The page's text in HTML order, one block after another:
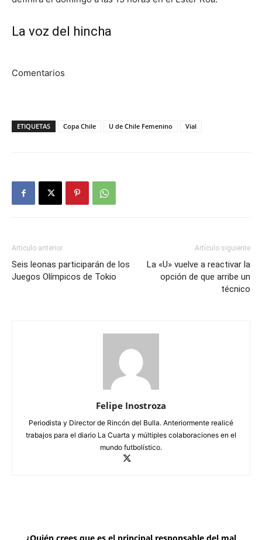
La voz del hincha
Comentarios
ETIQUETAS Copa Chile U de Chile Femenino Vial
Artículo anterior
Seis leonas participarán de los
Juegos Olímpicos de Tokio
Artículo siguiente
La «U» vuelve a reactivar la
opción de que arribe un
técnico
Felipe Inostroza
Periodista y Director de Rincón del Bulla. Anteriormente realicé
trabajos para el diario La Cuarta y múltiples colaboraciones en el
mundo futbolístico.